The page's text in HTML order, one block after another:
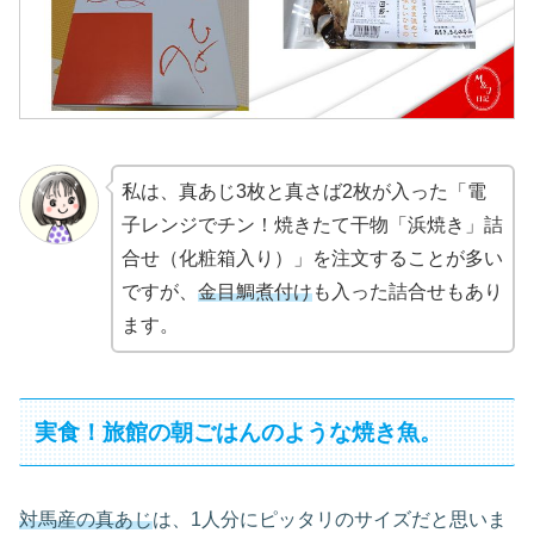
私は、真あじ3枚と真さば2枚が入った「電
子レンジでチン！焼きたて干物「浜焼き」詰
合せ（化粧箱入り）」を注文することが多い
ですが、 金目鯛煮付けも入った詰合せもあり
ます。
実食！旅館の朝ごはんのような焼き魚。
対馬産の真あじは、1人分にピッタリのサイズだと思いま